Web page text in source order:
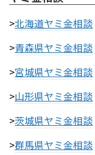
>北海道ヤミ金相談
>青森県ヤミ金相談
>宮城県ヤミ金相談
>山形県ヤミ金相談
>茨城県ヤミ金相談
>群馬県ヤミ金相談